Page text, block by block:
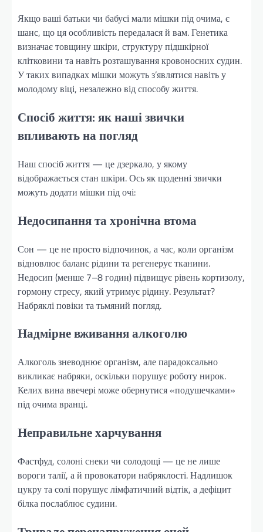
Якщо ваші батьки чи бабусі мали мішки під очима, є
шанс, що ця особливість передалася й вам. Генетика
визначає товщину шкіри, структуру підшкірної
клітковини та навіть розташування кровоносних судин.
У таких випадках мішки можуть з’являтися навіть у
молодому віці, незалежно від способу життя.
Спосіб життя: як наші звички
впливають на погляд
Наш спосіб життя — це дзеркало, у якому
відображається стан шкіри. Ось як щоденні звички
можуть додати мішки під очі:
Недосипання та хронічна втома
Сон — це не просто відпочинок, а час, коли організм
відновлює баланс рідини та регенерує тканини.
Недосип (менше 7–8 годин) підвищує рівень кортизолу,
гормону стресу, який утримує рідину. Результат?
Набряклі повіки та тьмяний погляд.
Надмірне вживання алкоголю
Алкоголь зневоднює організм, але парадоксально
викликає набряки, оскільки порушує роботу нирок.
Келих вина ввечері може обернутися «подушечками»
під очима вранці.
Неправильне харчування
Фастфуд, солоні снеки чи солодощі — це не лише
вороги талії, а й провокатори набряклості. Надлишок
цукру та солі порушує лімфатичний відтік, а дефіцит
білка послаблює судини.